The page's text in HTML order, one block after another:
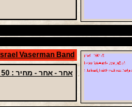
Israel Vaserman Band
אחר - אחר - מחיר : 50 ₪